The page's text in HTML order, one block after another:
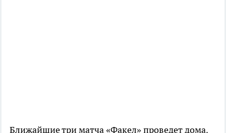
Ближайшие три матча «Факел» проведет дома.